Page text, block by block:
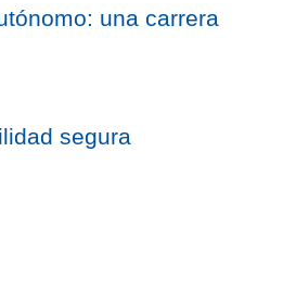
una carrera
segura